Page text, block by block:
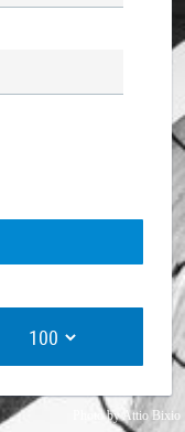
Photo byAttio Bixio